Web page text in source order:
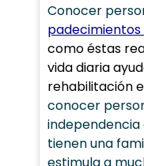
Conocer
como éstas
vida diaria
rehabilitación
conocer
independencia
tienen una
estimula a